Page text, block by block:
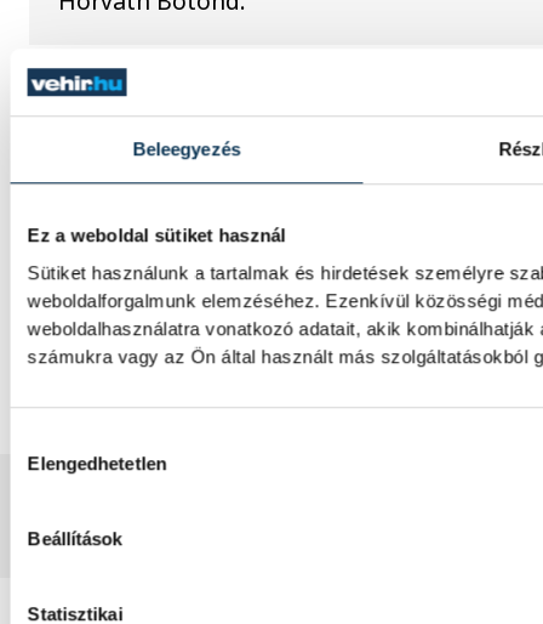
Beleegyezés
Ez a weboldal sütiket használ
Sütiket használunk a tartalmak és hirdetések személyre
weboldalforgalmunk elemzéséhez. Ezenkívül közösségi
weboldalhasználatra vonatkozó adatait, akik
számukra vagy az Ön által használt más szolgáltatásokból
Elengedhetetlen
Beállítások
Statisztikai
IMPRESSZUM
MÉDIAAJÁNLAT
JOGI NYILATKOZAT